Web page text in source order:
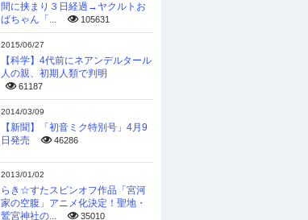
間に挟まり３日経過→ヤクルトお
ばちゃん「...
105631
2015/06/27
【科学】4代前にネアンデルタール
人の親、初期人類で判明
61187
2014/03/09
【新聞】「初音ミク特別号」4月9
日発売
46286
2013/01/02
らき☆すたスピンオフ作品「宮河
家の空腹」アニメ化決定！聖地・
鷲宮神社の...
35010